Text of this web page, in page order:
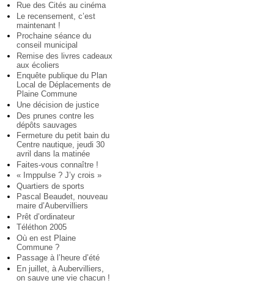
Rue des Cités au cinéma
Le recensement, c’est
maintenant !
Prochaine séance du
conseil municipal
Remise des livres cadeaux
aux écoliers
Enquête publique du Plan
Local de Déplacements de
Plaine Commune
Une décision de justice
Des prunes contre les
dépôts sauvages
Fermeture du petit bain du
Centre nautique, jeudi 30
avril dans la matinée
Faites-vous connaître !
« Imppulse ? J’y crois »
Quartiers de sports
Pascal Beaudet, nouveau
maire d’Aubervilliers
Prêt d’ordinateur
Téléthon 2005
Où en est Plaine
Commune ?
Passage à l’heure d’été
En juillet, à Aubervilliers,
on sauve une vie chacun !